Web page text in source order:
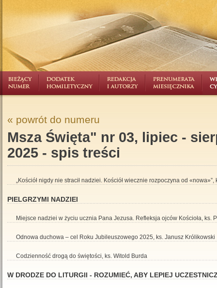
« powrót do numeru
Msza Święta" nr 03, lipiec -
2025 - spis treści
„Kościół nigdy nie stracił nadziei. Kościół wiecznie rozpoczyna od
PIELGRZYMI NADZIEI
Miejsce nadziei w życiu ucznia Pana Jezusa. Refleksja ojców Kościoła, ks.
Odnowa duchowa – cel Roku Jubileuszowego 2025, ks. Janusz Królikowski
Codzienność drogą do świętości, ks. Witold Burda
W DRODZE DO LITURGII - ROZUMIEĆ, ABY LEPIEJ